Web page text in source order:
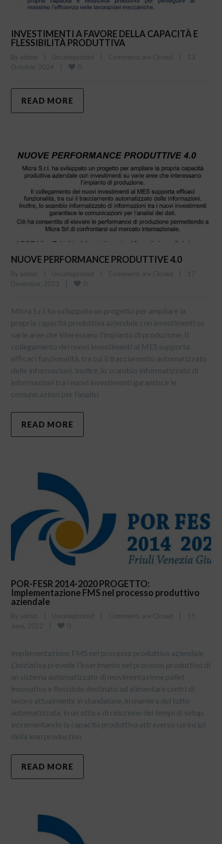
INVESTIMENTI A FAVORE DELLA CAPACITÀ E
FLESSIBILITÀ PRODUTTIVA
By admin Uncategorized Comments are Closed
13
October, 2024
0
READ MORE
NUOVE PERFORMANCE PRODUTTIVE 4.0
By admin Uncategorized Comments are Closed
17
December, 2023
0
Micra S.r.l. ha sviluppato un progetto per ampliare la
propria capacità produttiva aziendale con investimenti su
varie aree che interessano l’impianto di produzione. Il
collegamento dei nuovi investimenti al MES supporta
efficaci funzionalità, tra cui il tracciamento automatizzato
delle informazioni. Inoltre, lo scambio informatizzato di
informazioni tra i nuovi investimenti garantisce le
comunicazioni per l’analisi
READ MORE
POR-FESR 2014-2020 PROGETTO:
Implementazione FMS nel processo produttivo
aziendale
By admin Uncategorized Comments are Closed
15
June, 2022
0
Implementazione FMS nel processo produttivo aziendale
L’iniziativa prevede l’inserimento nel processo produttivo di
un sistema automatizzato di movimentazione pallet
innovativo e flessibile destinato ad alimentare centri di
lavoro attualmente in standalone, in maniera del tutto
automatizzata, in un ottica di riduzione dei tempi di setup,
incrementando la capacità produttiva attraverso i principi
della lean production
READ MORE